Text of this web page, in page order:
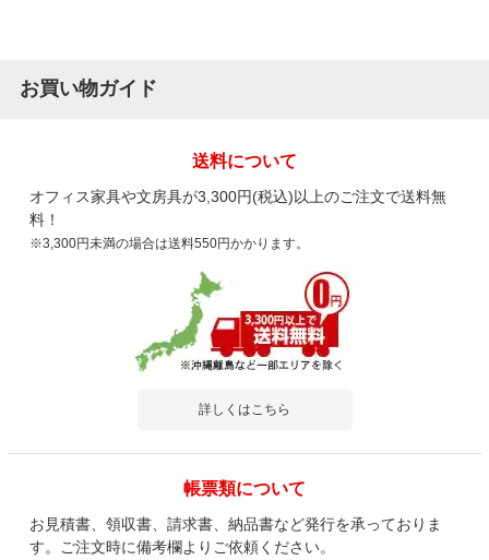
お買い物ガイド
送料について
オフィス家具や文房具が3,300円(税込)以上のご注文で送料無
料！
※3,300円未満の場合は送料550円かかります。
詳しくはこちら
帳票類について
お見積書、領収書、請求書、納品書など発行を承っておりま
す。ご注文時に備考欄よりご依頼ください。